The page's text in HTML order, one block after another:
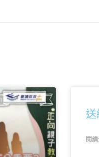
送
閱